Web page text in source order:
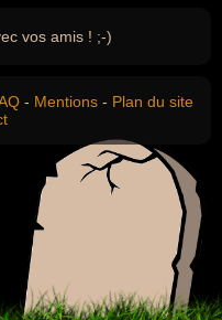
vos amis ! ;-)
- Mentions - Plan du site